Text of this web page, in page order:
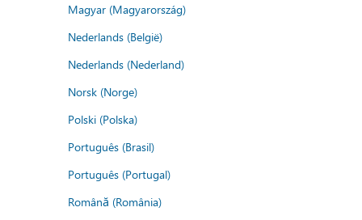
Magyar (Magyarország)
Nederlands (België)
Nederlands (Nederland)
Norsk (Norge)
Polski (Polska)
Português (Brasil)
Português (Portugal)
Română (România)